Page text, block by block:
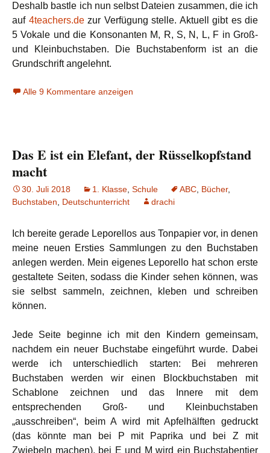
Deshalb bastle ich nun selbst Dateien zusammen, die ich
auf 4teachers.dezur Verfügung stelle. Aktuell gibt es die
5 Vokale und die Konsonanten M, R, S, N, L, F in Groß-
und Kleinbuchstaben. Die Buchstabenform ist an die
Grundschrift angelehnt.
Alle 9 Kommentare anzeigen
Das E ist ein Elefant, der Rüsselkopfstand
macht
30. Juli 2018 1. Klasse Schule ABC Bücher,
Buchstaben
Deutschunterricht drachi
Ich bereite gerade Leporellos aus Tonpapier vor, in denen
meine neuen Ersties Sammlungen zu den Buchstaben
anlegen werden. Mein eigenes Leporello hat schon erste
gestaltete Seiten, sodass die Kinder sehen können, was
sie selbst sammeln, zeichnen, kleben und schreiben
können.
Jede Seite beginne ich mit den Kindern gemeinsam,
nachdem ein neuer Buchstabe eingeführt wurde. Dabei
werde ich unterschiedlich starten: Bei mehreren
Buchstaben werden wir einen Blockbuchstaben mit
Schablone zeichnen und das Innere mit dem
entsprechenden Groß- und Kleinbuchstaben
„ausschreiben“, beim A wird mit Apfelhälften gedruckt
(das könnte man bei P mit Paprika und bei Z mit
Zwiebeln machen), bei E und M wird ein Buchstabentier